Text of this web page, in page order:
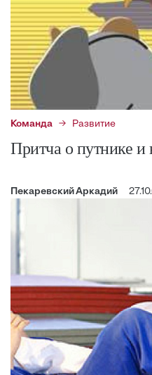
Команда Развитие
Притча о путнике и
Пекаревский Аркадий